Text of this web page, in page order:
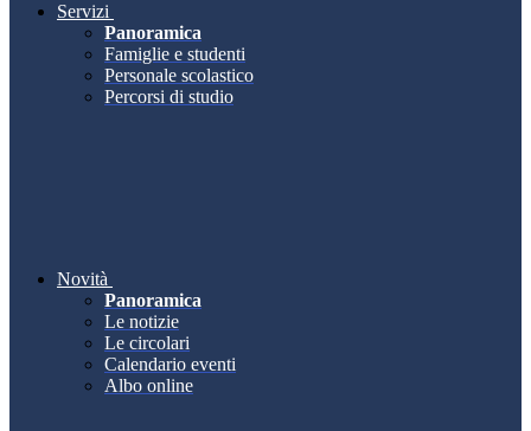
Servizi
Panoramica
Famiglie e studenti
Personale scolastico
Percorsi di studio
Novità
Panoramica
Le notizie
Le circolari
Calendario eventi
Albo online